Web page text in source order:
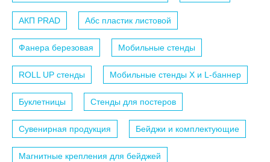
АКП PRAD Абс пластик листовой
Фанера березовая Мобильные стенды
ROLL UP стенды Мобильные стенды X и L-баннер
Буклетницы Стенды для постеров
Сувенирная продукция Бейджи и комплектующие
Магнитные крепления для бейджей